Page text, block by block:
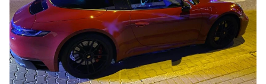
FOT. KMP W SOPOCIE